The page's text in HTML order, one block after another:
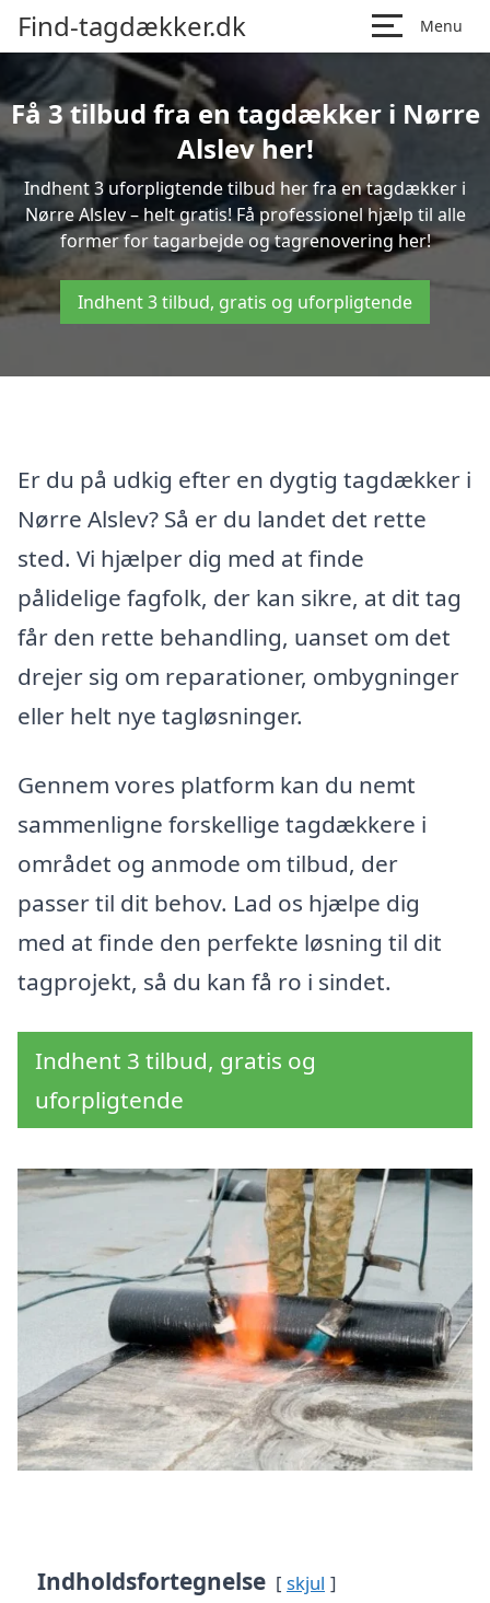
Find-tagdækker.dk Menu
Få 3 tilbud fra en tagdækker i Nørre
Alslev her!
Indhent 3 uforpligtende tilbud her fra en tagdækker i
Nørre Alslev – helt gratis! Få professionel hjælp til alle
former for tagarbejde og tagrenovering her!
Indhent 3 tilbud, gratis og uforpligtende
Er du på udkig efter en dygtig tagdækker i
Nørre Alslev? Så er du landet det rette
sted. Vi hjælper dig med at finde
pålidelige fagfolk, der kan sikre, at dit tag
får den rette behandling, uanset om det
drejer sig om reparationer, ombygninger
eller helt nye tagløsninger.
Gennem vores platform kan du nemt
sammenligne forskellige tagdækkere i
området og anmode om tilbud, der
passer til dit behov. Lad os hjælpe dig
med at finde den perfekte løsning til dit
tagprojekt, så du kan få ro i sindet.
Indhent 3 tilbud, gratis og
uforpligtende
Indholdsfortegnelse skjul